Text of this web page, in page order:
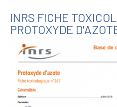
INRS FICHE
PROTOXYDE